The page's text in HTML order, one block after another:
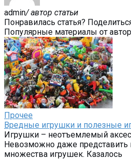
admin/ автор статьи
Понравилась статья?
Популярные материалы от
Прочее
Вредные игрушки и полезные
Игрушки – неотъемлемый
Невозможно даже
множества игрушек. Казалось